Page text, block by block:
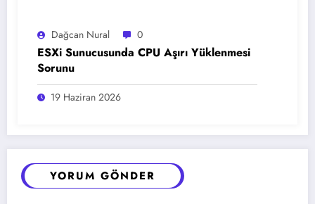
Dağcan Nural 0
ESXi Sunucusunda CPU Aşırı Yüklenmesi
Sorunu
19 Haziran 2026
YORUM GÖNDER